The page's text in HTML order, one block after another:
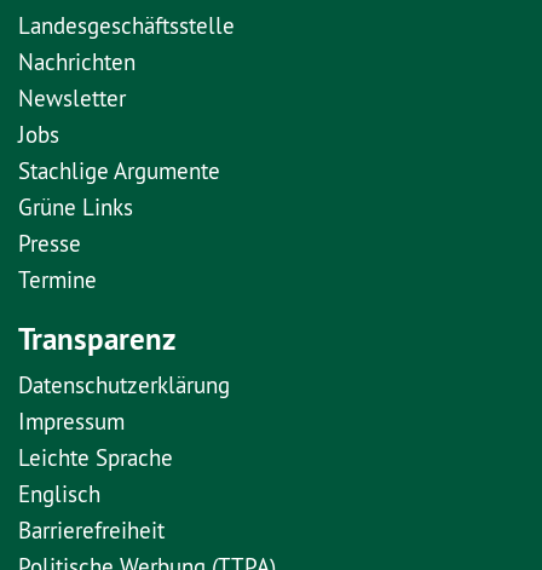
Landesgeschäftsstelle
Nachrichten
Newsletter
Jobs
Stachlige Argumente
Grüne Links
Presse
Termine
Transparenz
Datenschutzerklärung
Impressum
Leichte Sprache
Englisch
Barrierefreiheit